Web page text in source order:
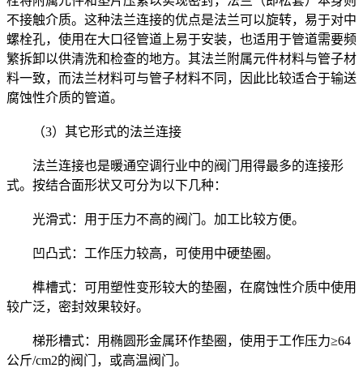
不接触介质。这种法兰连接的优点是法兰可以旋转，易于对中
螺栓孔，使用在大口径管道上易于安装，也适用于管道需要频
繁拆卸以供清洗和检查的地方。其法兰附属元件材料与管子材
料一致，而法兰材料可与管子材料不同，因此比较适合于输送
腐蚀性介质的管道。
（3）其它形式的法兰连接
法兰连接也是暖通空调行业中的阀门用得最多的连接形
式。按结合面形状又可分为以下几种：
光滑式：用于压力不高的阀门。加工比较方便。
凹凸式：工作压力较高，可使用中硬垫圈。
榫槽式：可用塑性变形较大的垫圈，在腐蚀性介质中使用
较广泛，密封效果较好。
梯形槽式：用椭圆形金属环作垫圈，使用于工作压力≥64
公斤/cm2的阀门，或高温阀门。